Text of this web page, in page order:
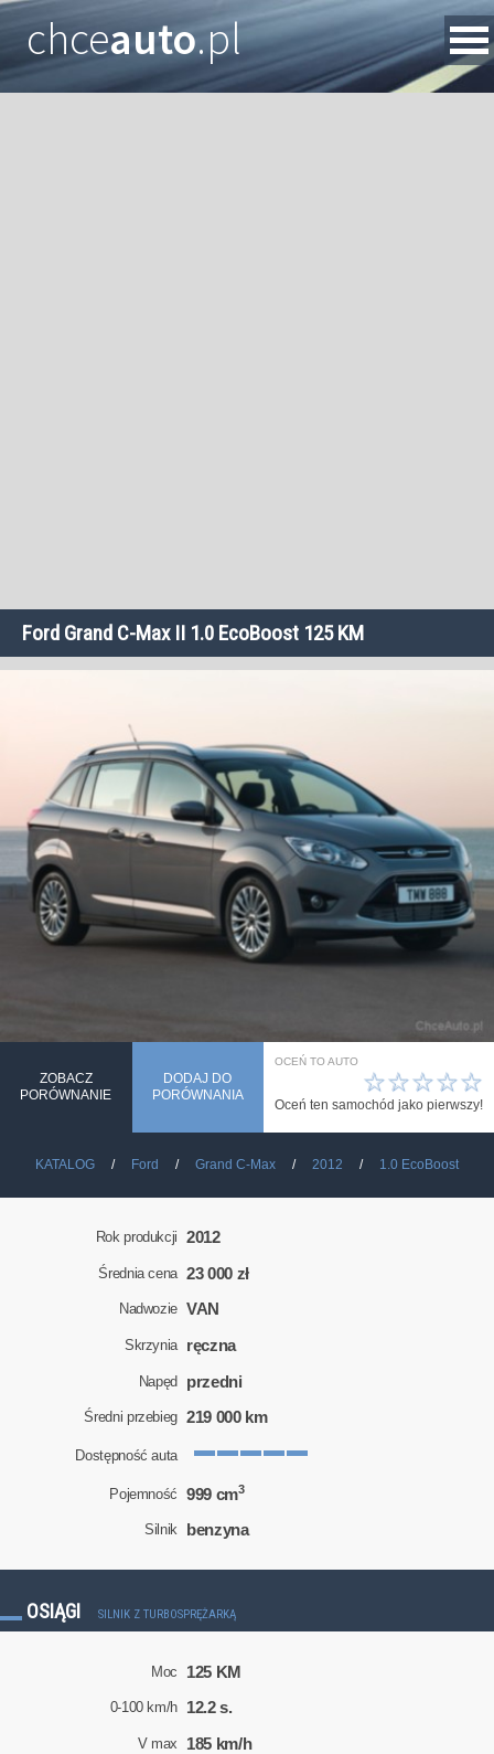
chceauto.pl
Ford Grand C-Max II 1.0 EcoBoost 125 KM
ZOBACZ
PORÓWNANIE
DODAJ DO
PORÓWNANIA
OCEŃ TO AUTO
☆
☆
☆
☆
☆
Oceń ten samochód jako pierwszy!
KATALOG Ford Grand C-Max 2012 1.0 EcoBoost
Rok produkcji 2012
Średnia cena 23 000 zł
Nadwozie VAN
Skrzynia ręczna
Napęd przedni
Średni przebieg 219 000 km
Dostępność auta
Pojemność 999 cm3
Silnik benzyna
OSIĄGI SILNIK Z TURBOSPRĘŻARKĄ
Moc 125 KM
0-100 km/h 12.2 s.
V max 185 km/h